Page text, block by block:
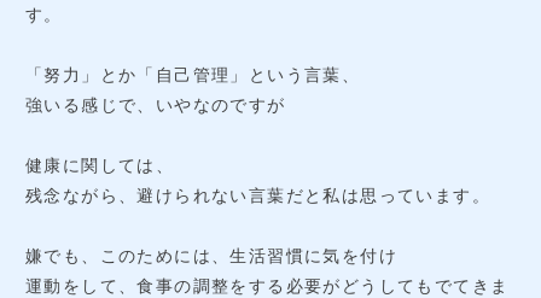
す。
「努力」とか「自己管理」という言葉、
強いる感じで、いやなのですが
健康に関しては、
残念ながら、避けられない言葉だと私は思っています。
嫌でも、このためには、生活習慣に気を付け
運動をして、食事の調整をする必要がどうしてもでてきま